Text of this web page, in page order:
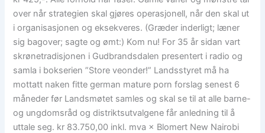
over når strategien skal gjøres operasjonell, når den skal ut
i organisasjonen og eksekveres. (Græder inderligt; læner
sig bagover; sagte og ømt:) Kom nu! For 35 år sidan vart
skrønetradisjonen i Gudbrandsdalen presentert i radio og
samla i bokserien ”Store veonder!” Landsstyret må ha
mottatt naken fitte german mature porn forslag senest 6
måneder før Landsmøtet samles og skal se til at alle barne-
og ungdomsråd og distriktsutvalgene får anledning til å
uttale seg. kr 83.750,00 inkl. mva × Blomert New Nairobi